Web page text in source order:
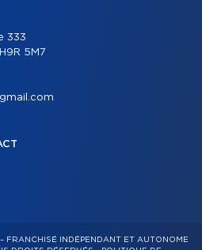
333
5M7
FRANCHISÉ INDÉPENDANT ET AUTONOME